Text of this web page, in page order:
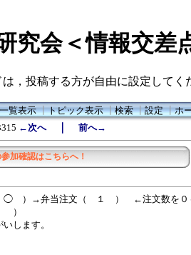
究会＜情報交差
，投稿する方が自由に設定してく
一覧表示┃トピック表示┃検索┃設定┃ホ
←次へ｜ 前へ→
加確認はこちらへ！
）→弁当注文（ １ ） ←注文数を０
します。